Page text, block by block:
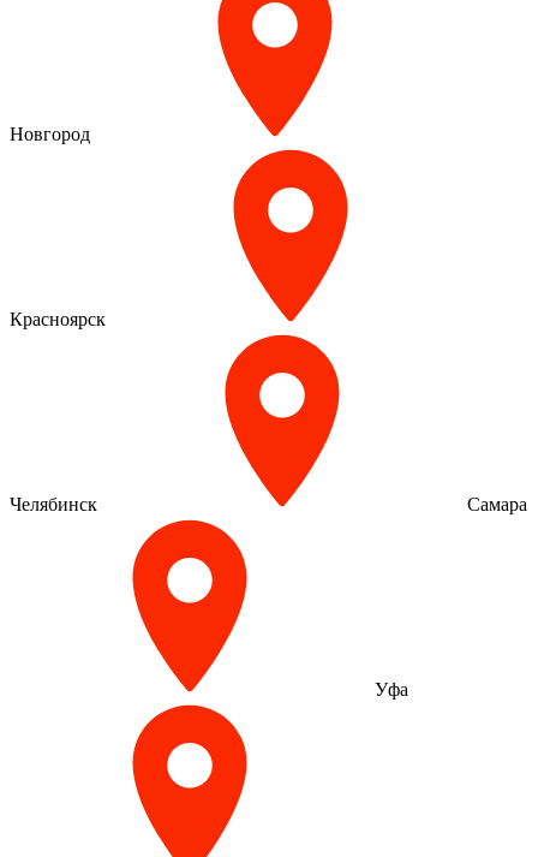
Новгород
Красноярск
Челябинск Самара
Уфа